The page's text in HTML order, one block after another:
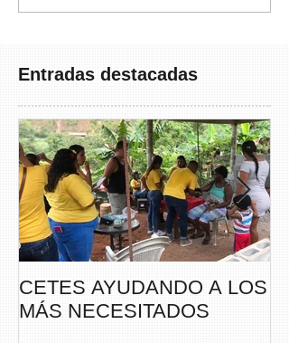
Entradas destacadas
CETES AYUDANDO A LOS
MÁS NECESITADOS